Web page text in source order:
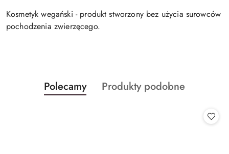
Kosmetyk wegański - produkt stworzony bez użycia surowców
pochodzenia zwierzęcego.
Pomiń karuzelę produktów
Produkty
o
Polecamy
Produkty
Produkty podobne